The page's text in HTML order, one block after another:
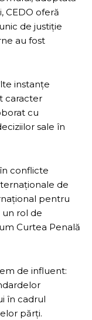
CEDO oferă
de justiție
au fost
instanțe
caracter
cu
sale în
conflicte
de
pentru
un rol de
Curtea Penală
de influent:
în cadrul
părți.